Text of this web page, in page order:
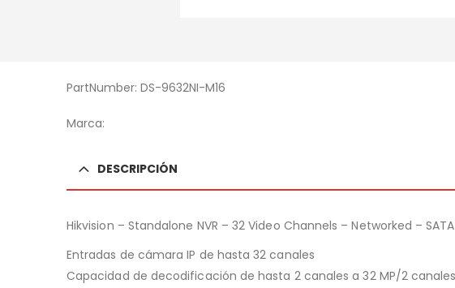
PartNumber: DS-9632NI-M16
Marca:
DESCRIPCIÓN
Hikvision – Standalone NVR – 32 Video Channels – Networked – SATA
Entradas de cámara IP de hasta 32 canales
Capacidad de decodificación de hasta 2 canales a 32 MP/2